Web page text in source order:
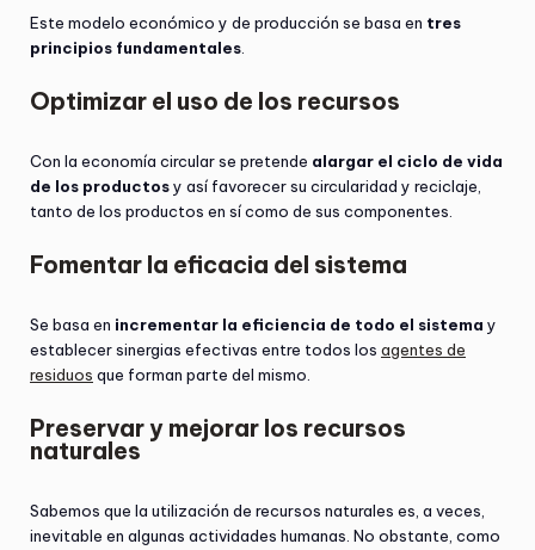
Este modelo económico y de producción se basa en tres
principios fundamentales
Optimizar el uso de los recursos
Con la economía circular se pretende alargar el ciclo de vida
de los productosy así favorecer su circularidad y reciclaje,
tanto de los productos en sí como de sus componentes.
Fomentar la eficacia del sistema
Se basa en incrementar la eficiencia de todo el sistema y
establecer sinergias efectivas entre todos los agentes de
residuos que forman parte del mismo.
Preservar y mejorar los recursos
naturales
Sabemos que la utilización de recursos naturales es, a veces,
inevitable en algunas actividades humanas. No obstante, como